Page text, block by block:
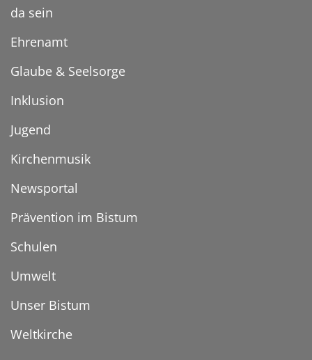
da sein
Ehrenamt
Glaube & Seelsorge
Inklusion
Jugend
Kirchenmusik
Newsportal
Prävention im Bistum
Schulen
Umwelt
Unser Bistum
Weltkirche